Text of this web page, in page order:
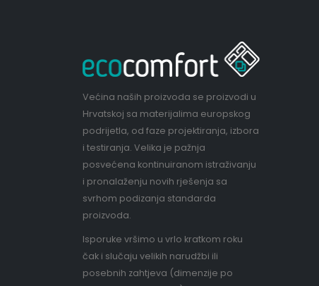
Većina naših proizvoda se proizvodi u
Hrvatskoj sa materijalima europskog
podrijetla, od faze projektiranja, izbora
i testiranja. Velika je pažnja
posvećena kontinuiranom istraživanju
i pronalaženju novih rješenja sa
svrhom podizanja standarda
proizvoda.
Isporuke vršimo u vrlo kratkom roku
čak i slučaju velikih narudžbi ili
posebnih zahtjeva (dimenzije po